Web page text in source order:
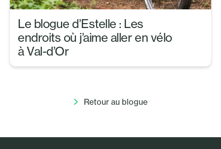
Le blogue d’Estelle : Les
endroits où j’aime aller en vélo
à Val-d’Or
Retour au blogue